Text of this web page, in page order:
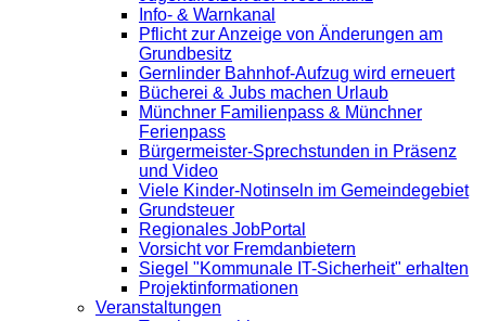
Info- & Warnkanal
Pflicht zur Anzeige von Änderungen am
Grundbesitz
Gernlinder Bahnhof-Aufzug wird erneuert
Bücherei & Jubs machen Urlaub
Münchner Familienpass & Münchner
Ferienpass
Bürgermeister-Sprechstunden in Präsenz
und Video
Viele Kinder-Notinseln im Gemeindegebiet
Grundsteuer
Regionales JobPortal
Vorsicht vor Fremdanbietern
Siegel "Kommunale IT-Sicherheit" erhalten
Projektinformationen
Veranstaltungen